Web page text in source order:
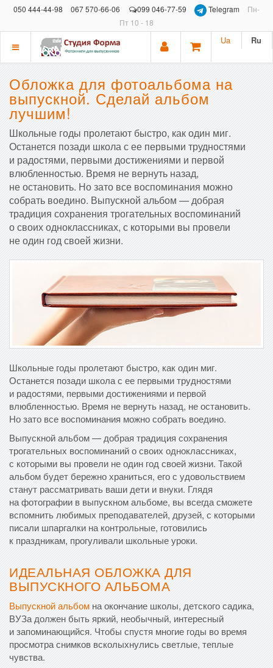
050 444-44-98 067 570-66-06 099 046-77-59 Telegram
Пн-
Пт 10 - 18
Показать
меню
Ua Ru
Обложка для фотоальбома на
выпускной. Сделай альбом
лучшим!
Школьные годы пролетают быстро, как один миг.
Останется позади школа с ее первыми трудностями
и радостями, первыми достижениями и первой
влюбленностью. Время не вернуть назад,
не остановить. Но зато все воспоминания можно
собрать воедино. Выпускной альбом — добрая
традиция сохранения трогательных воспоминаний
о своих одноклассниках, с которыми вы провели
не один год своей жизни.
Школьные годы пролетают быстро, как один миг.
Останется позади школа с ее первыми трудностями
и радостями, первыми достижениями и первой
влюбленностью. Время не вернуть назад, не остановить.
Но зато все воспоминания можно собрать воедино.
Выпускной альбом — добрая традиция сохранения
трогательных воспоминаний о своих одноклассниках,
с которыми вы провели не один год своей жизни. Такой
альбом будет бережно храниться, его с удовольствием
станут рассматривать ваши дети и внуки. Глядя
на фотографии в выпускном альбоме, вы всегда сможете
вспомнить любимых преподавателей, друзей, с которыми
писали шпаргалки на контрольные, готовились
к праздникам, прогуливали школьные уроки.
ИДЕАЛЬНАЯ ОБЛОЖКА ДЛЯ
ВЫПУСКНОГО АЛЬБОМА
Выпускной альбом на окончание школы, детского садика,
ВУЗа должен быть яркий, необычный, интересный
и запоминающийся. Чтобы спустя многие годы во время
просмотра снимков всколыхнулись светлые, теплые
чувства.